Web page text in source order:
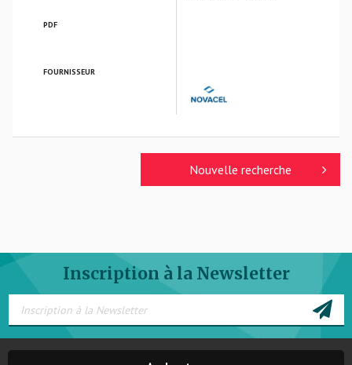
PDF
FOURNISSEUR
Nouvelle recherche
Inscription à la Newsletter